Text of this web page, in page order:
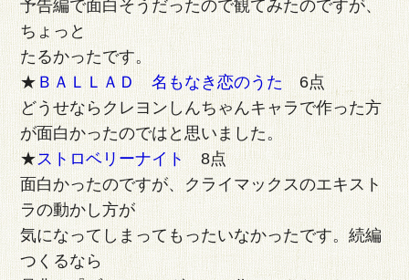
予告編で面白そうだったので観てみたのですが、
ちょっと
たるかったです。
★ＢＡＬＬＡＤ 名もなき恋のうた6点
どうせならクレヨンしんちゃんキャラで作った方
が面白かったのではと思いました。
★ストロベリーナイト8点
面白かったのですが、クライマックスのエキスト
ラの動かし方が
気になってしまってもったいなかったです。続編
つくるなら